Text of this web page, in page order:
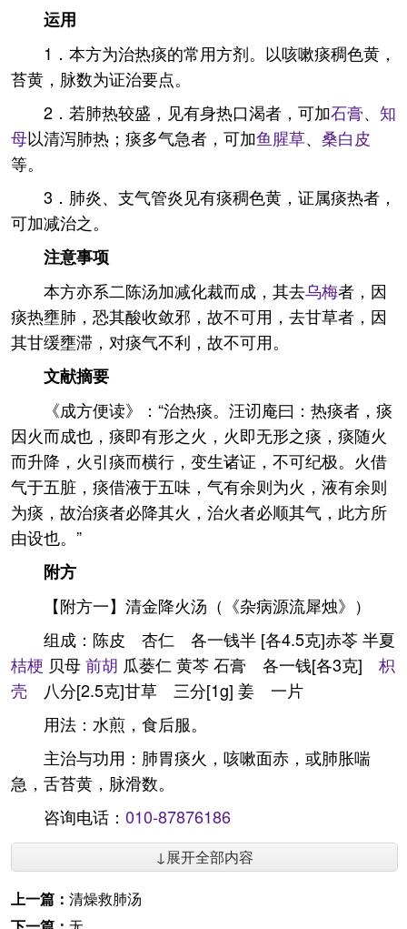
运用
1．本方为治热痰的常用方剂。以咳嗽痰稠色黄，
苔黄，脉数为证治要点。
2．若肺热较盛，见有身热口渴者，可加石膏、 知
母以清泻肺热；痰多气急者，可加鱼腥草、 桑白皮
等。
3．肺炎、支气管炎见有痰稠色黄，证属痰热者，
可加减治之。
注意事项
本方亦系二陈汤加减化裁而成，其去乌梅者，因
痰热壅肺，恐其酸收敛邪，故不可用，去甘草者，因
其甘缓壅滞，对痰气不利，故不可用。
文献摘要
《成方便读》：“治热痰。汪讱庵曰：热痰者，痰
因火而成也，痰即有形之火，火即无形之痰，痰随火
而升降，火引痰而横行，变生诸证，不可纪极。火借
气于五脏，痰借液于五味，气有余则为火，液有余则
为痰，故治痰者必降其火，治火者必顺其气，此方所
由设也。”
附方
【附方一】清金降火汤（《杂病源流犀烛》）
组成：陈皮 杏仁 各一钱半 [各4.5克]赤苓 半夏
桔梗 贝母前胡 瓜蒌仁 黄芩 石膏 各一钱[各3克] 枳
壳 八分[2.5克]甘草 三分[1g] 姜 一片
用法：水煎，食后服。
主治与功用：肺胃痰火，咳嗽面赤，或肺胀喘
急，舌苔黄，脉滑数。
咨询电话： 010-87876186
↓展开全部内容
上一篇： 清燥救肺汤